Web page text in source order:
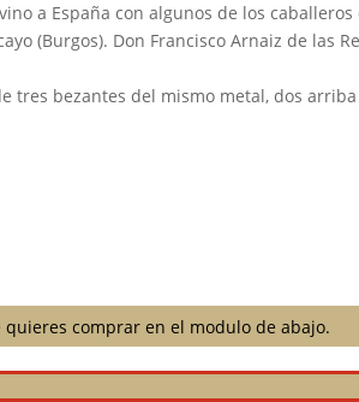
a España con algunos de los
(Burgos). Don Francisco Arnaiz de las
tres bezantes del mismo metal, dos
comprar en el modulo de abajo.